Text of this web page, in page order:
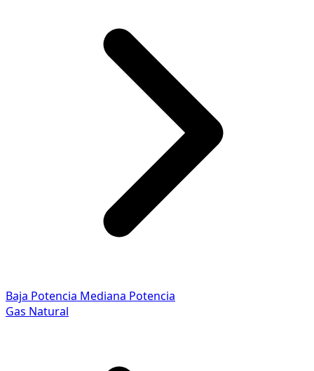
Baja Potencia Mediana Potencia
Gas Natural